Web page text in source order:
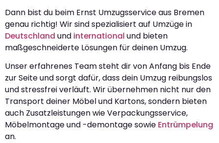
Dann bist du beim Ernst Umzugsservice aus Bremen
genau richtig! Wir sind spezialisiert auf Umzüge in
Deutschland und international und bieten
maßgeschneiderte Lösungen für deinen Umzug.
Unser erfahrenes Team steht dir von Anfang bis Ende
zur Seite und sorgt dafür, dass dein Umzug reibungslos
und stressfrei verläuft. Wir übernehmen nicht nur den
Transport deiner Möbel und Kartons, sondern bieten
auch Zusatzleistungen wie Verpackungsservice,
Möbelmontage und -demontage sowie Entrümpelung
an.